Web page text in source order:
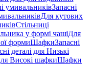
умивальниківЗапасні
Для кутових
Стільниці
у формі чашіДля
формиШафкиЗапасні
деталі для Низькі
Високі шафкиШафки